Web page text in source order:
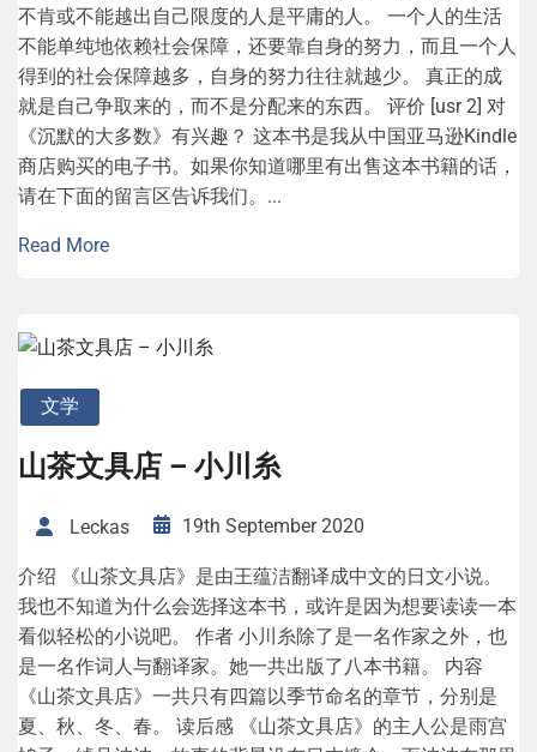
不肯或不能越出自己限度的人是平庸的人。 一个人的生活
不能单纯地依赖社会保障，还要靠自身的努力，而且一个人
得到的社会保障越多，自身的努力往往就越少。 真正的成
就是自己争取来的，而不是分配来的东西。 评价 [usr 2] 对
《沉默的大多数》有兴趣？ 这本书是我从中国亚马逊Kindle
商店购买的电子书。如果你知道哪里有出售这本书籍的话，
请在下面的留言区告诉我们。...
Read More
文学
山茶文具店 – 小川糸
Leckas 19th September 2020
介绍 《山茶文具店》是由王蕴洁翻译成中文的日文小说。
我也不知道为什么会选择这本书，或许是因为想要读读一本
看似轻松的小说吧。 作者 小川糸除了是一名作家之外，也
是一名作词人与翻译家。她一共出版了八本书籍。 内容
《山茶文具店》一共只有四篇以季节命名的章节，分别是
夏、秋、冬、春。 读后感 《山茶文具店》的主人公是雨宫